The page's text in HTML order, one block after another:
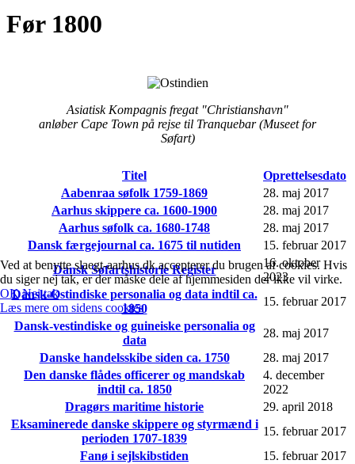
Før 1800
Asiatisk Kompagnis fregat "Christianshavn"
anløber Cape Town på rejse til Tranquebar (Museet for
Søfart)
Titel
Oprettelsesdato
Aabenraa søfolk 1759-1869
28. maj 2017
Aarhus skippere ca. 1600-1900
28. maj 2017
Aarhus søfolk ca. 1680-1748
28. maj 2017
Dansk færgejournal ca. 1675 til nutiden
15. februar 2017
Dansk Søfartshistorie Register
16. oktober
2023
Dansk-Ostindiske personalia og data indtil ca.
1850
15. februar 2017
Dansk-vestindiske og guineiske personalia og
data
28. maj 2017
Danske handelsskibe siden ca. 1750
28. maj 2017
Den danske flådes officerer og mandskab
indtil ca. 1850
4. december
2022
Dragørs maritime historie
29. april 2018
Eksaminerede danske skippere og styrmænd i
perioden 1707-1839
15. februar 2017
Fanø i sejlskibstiden
15. februar 2017
Ved at benytte slaegt-aarhus.dk accepterer du brugen af cookies. Hvis
du siger nej tak, er der måske dele af hjemmesiden der ikke vil virke.
OK Nej tak
Læs mere om sidens cookies